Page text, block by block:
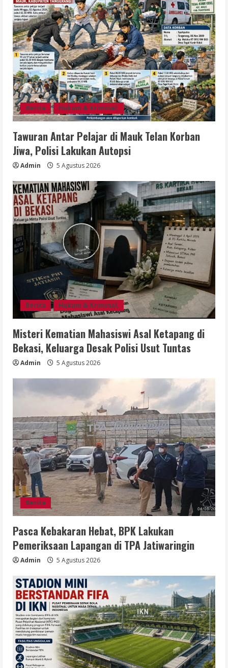
Berita Hukum & Kriminal,
Tawuran Antar Pelajar di Mauk Telan Korban
Jiwa, Polisi Lakukan Autopsi
Admin 5 Agustus 2026
Berita Hukum & Kriminal,
Misteri Kematian Mahasiswi Asal Ketapang di
Bekasi, Keluarga Desak Polisi Usut Tuntas
Admin 5 Agustus 2026
Berita
Pasca Kebakaran Hebat, BPK Lakukan
Pemeriksaan Lapangan di TPA Jatiwaringin
Admin 5 Agustus 2026